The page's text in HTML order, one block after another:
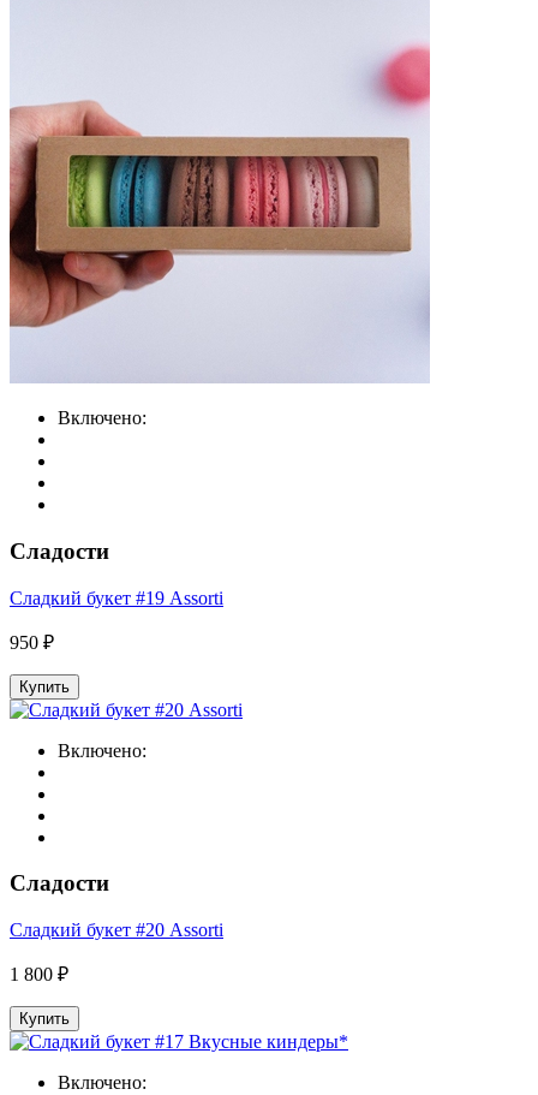
Включено:
Сладости
Сладкий букет #19 Assorti
950 ₽
Купить
Включено:
Сладости
Сладкий букет #20 Assorti
1 800 ₽
Купить
Включено: